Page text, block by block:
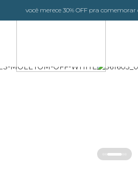
você merece 30% OFF pra